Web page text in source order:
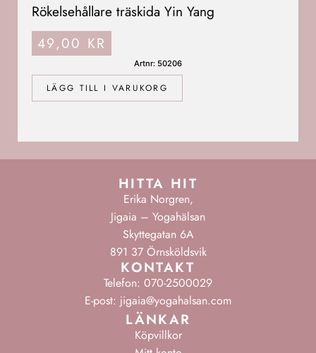
LÄGG TILL I VARUKORG
Rökelsehållare träskida Yin Yang
49,00 KR
Artnr: 50206
HITTA HIT
Erika Norgren,
Jigaia – Yogahälsan
Skyttegatan 6A
891 37 Örnsköldsvik
KONTAKT
Telefon: 070-2500029
E-post: jigaia@yogahalsan.com
LÄNKAR
Köpvillkor